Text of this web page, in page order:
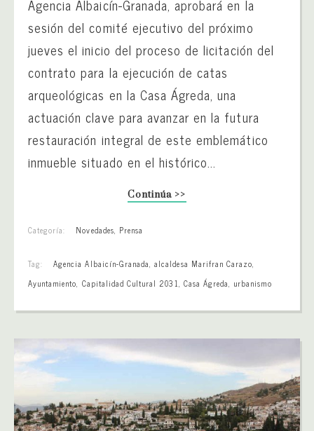
Agencia Albaicín-Granada, aprobará en la
sesión del comité ejecutivo del próximo
jueves el inicio del proceso de licitación del
contrato para la ejecución de catas
arqueológicas en la Casa Ágreda, una
actuación clave para avanzar en la futura
restauración integral de este emblemático
inmueble situado en el histórico...
Continúa >>
Categoría: Novedades, Prensa
Tag: Agencia Albaicín-Granada,alcaldesa Marifran Carazo,
Ayuntamiento, Capitalidad Cultural 2031, Casa Ágreda, urbanismo